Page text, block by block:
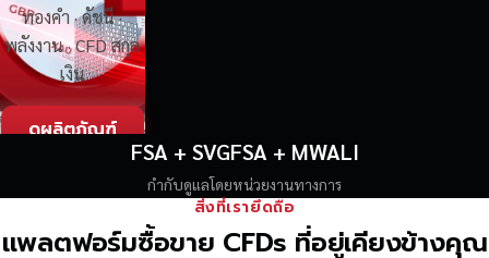
ทองคำ · ดัชนี ·
พลังงาน · CFD สกุล
เงิน
ดูผลิตภัณฑ์
FSA + SVGFSA + MWALI
กำกับดูแลโดยหน่วยงานทางการ
สิ่งที่เรายึดถือ
แพลตฟอร์มซื้อขาย CFDs ที่อยู่เคียงข้างคุณ